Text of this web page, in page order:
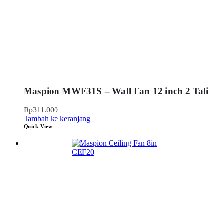
Maspion MWF31S – Wall Fan 12 inch 2 Tali
Rp311.000
Tambah ke keranjang
Quick View